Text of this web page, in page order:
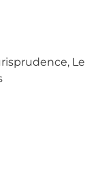
, Le